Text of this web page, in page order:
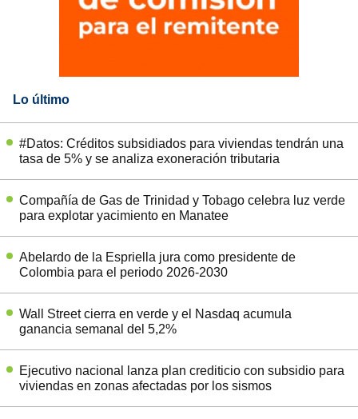
Lo último
#Datos: Créditos subsidiados para viviendas tendrán una
tasa de 5% y se analiza exoneración tributaria
Compañía de Gas de Trinidad y Tobago celebra luz verde
para explotar yacimiento en Manatee
Abelardo de la Espriella jura como presidente de
Colombia para el periodo 2026-2030
Wall Street cierra en verde y el Nasdaq acumula
ganancia semanal del 5,2%
Ejecutivo nacional lanza plan crediticio con subsidio para
viviendas en zonas afectadas por los sismos